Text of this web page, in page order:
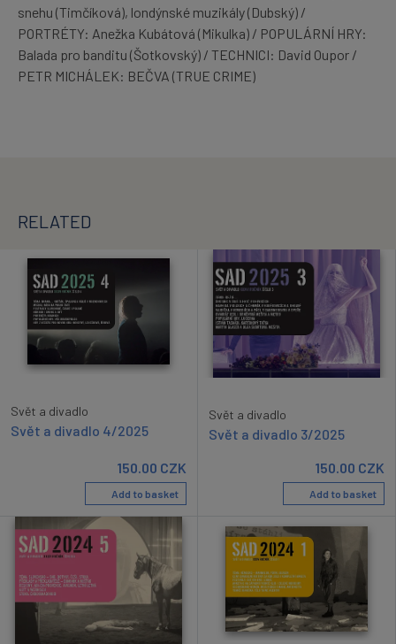
snehu (Timčíková), londýnské muzikály (Dubský) /
PORTRÉTY: Anežka Kubátová (Mikulka) / POPULÁRNÍ HRY:
Balada pro banditu (Šotkovský) / TECHNICI: David Oupor /
PETR MICHÁLEK: BEČVA (TRUE CRIME)
RELATED
Svět a divadlo
Svět a divadlo 4/2025
150.00 CZK
Add to basket
Svět a divadlo
Svět a divadlo 3/2025
150.00 CZK
Add to basket